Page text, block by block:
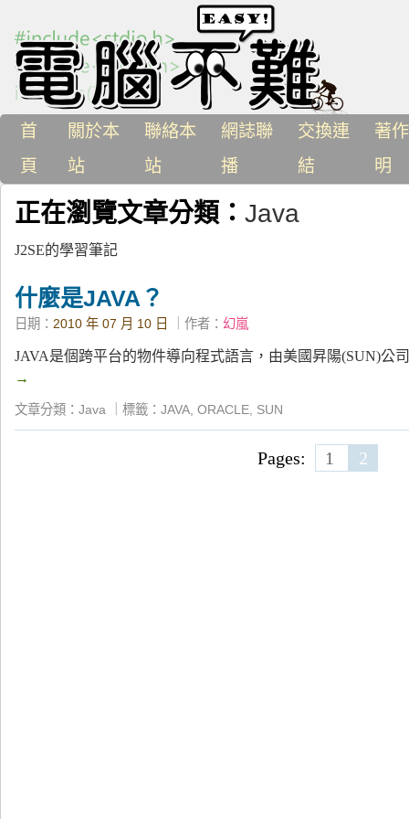
首
頁
關於本
站
聯絡本
站
網誌聯
播
交換連
結
著
明
正在瀏覽文章分類： Java
J2SE的學習筆記
什麼是JAVA？
日期： 2010 年 07 月 10 日 ｜作者： 幻嵐
JAVA是個跨平台的物件導向程式語言，由美國昇陽(SUN)
→
文章分類： Java 標籤： JAVA ORACLE SUN
Pages: 1 2